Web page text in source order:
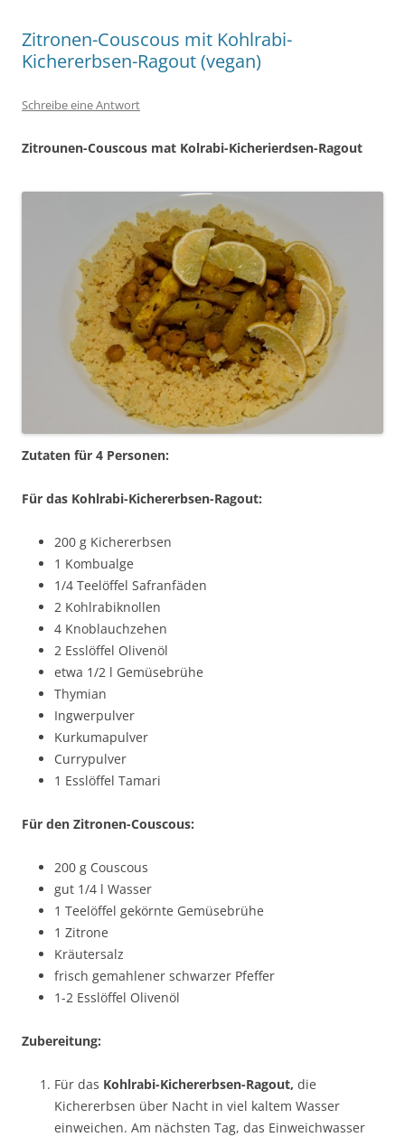
Zitronen-Couscous mit Kohlrabi-
Kichererbsen-Ragout (vegan)
Schreibe eine Antwort
Zitrounen-Couscous mat Kolrabi-Kicherierdsen-Ragout
Zutaten für 4 Personen:
Für das Kohlrabi-Kichererbsen-Ragout:
200 g Kichererbsen
1 Kombualge
1/4 Teelöffel Safranfäden
2 Kohlrabiknollen
4 Knoblauchzehen
2 Esslöffel Olivenöl
etwa 1/2 l Gemüsebrühe
Thymian
Ingwerpulver
Kurkumapulver
Currypulver
1 Esslöffel Tamari
Für den Zitronen-Couscous:
200 g Couscous
gut 1/4 l Wasser
1 Teelöffel gekörnte Gemüsebrühe
1 Zitrone
Kräutersalz
frisch gemahlener schwarzer Pfeffer
1-2 Esslöffel Olivenöl
Zubereitung:
Für das Kohlrabi-Kichererbsen-Ragout, die
Kichererbsen über Nacht in viel kaltem Wasser
einweichen. Am nächsten Tag, das Einweichwasser